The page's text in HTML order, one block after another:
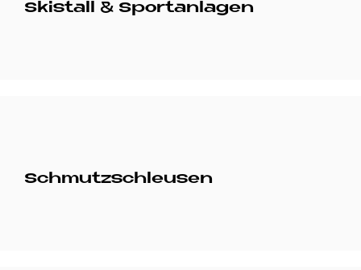
Ski­stall & Sport­an­la­gen
Schmutz­schleu­sen